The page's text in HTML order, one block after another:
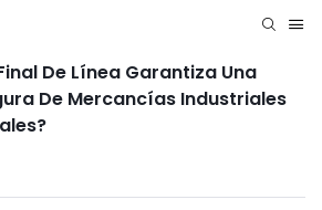
De Línea Garantiza Una
De Mercancías Industriales